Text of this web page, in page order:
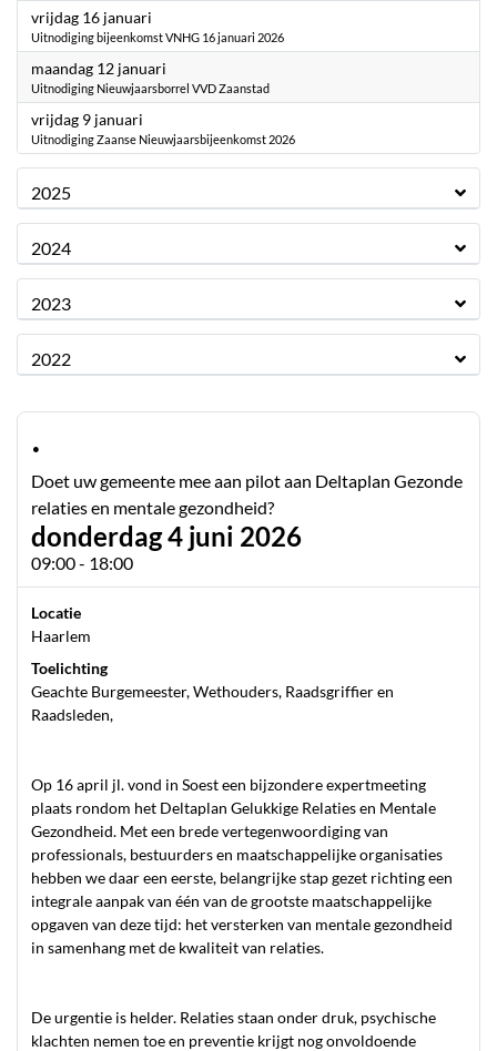
vrijdag 16 januari
Uitnodiging bijeenkomst VNHG 16 januari 2026
maandag 12 januari
Uitnodiging Nieuwjaarsborrel VVD Zaanstad
vrijdag 9 januari
Uitnodiging Zaanse Nieuwjaarsbijeenkomst 2026
2025
2024
2023
2022
·
Doet uw gemeente mee aan pilot aan Deltaplan Gezonde
relaties en mentale gezondheid?
donderdag 4 juni 2026
09:00 - 18:00
Locatie
Haarlem
Toelichting
Geachte Burgemeester, Wethouders, Raadsgriffier en
Raadsleden,
Op 16 april jl. vond in Soest een bijzondere expertmeeting
plaats rondom het Deltaplan Gelukkige Relaties en Mentale
Gezondheid. Met een brede vertegenwoordiging van
professionals, bestuurders en maatschappelijke organisaties
hebben we daar een eerste, belangrijke stap gezet richting een
integrale aanpak van één van de grootste maatschappelijke
opgaven van deze tijd: het versterken van mentale gezondheid
in samenhang met de kwaliteit van relaties.
De urgentie is helder. Relaties staan onder druk, psychische
klachten nemen toe en preventie krijgt nog onvoldoende